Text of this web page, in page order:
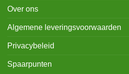
Over ons
Algemene leveringsvoorwaarden
Privacybeleid
Spaarpunten